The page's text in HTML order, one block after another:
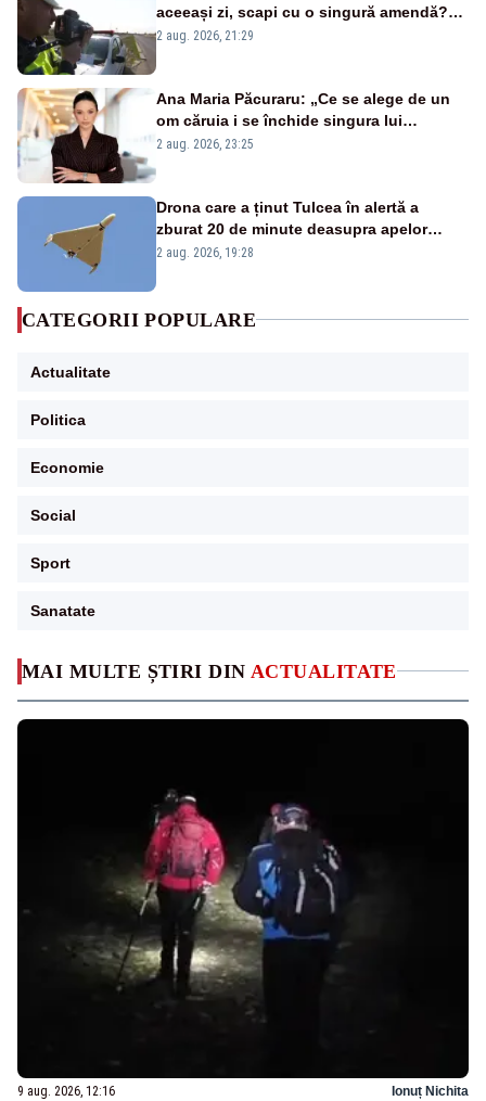
MAI MULTE ȘTIRI DIN ACTUALITATE
9 aug. 2026, 12:16 Ionuț Nichita
aceeași zi, scapi cu o singură amendă?
Ce spune legea
2 aug. 2026, 21:29
Ana Maria Păcuraru: „Ce se alege de un
om căruia i se închide singura lui
portiță?”
2 aug. 2026, 23:25
Drona care a ținut Tulcea în alertă a
zburat 20 de minute deasupra apelor
României. Au fost ridicate două F-16
2 aug. 2026, 19:28
CATEGORII POPULARE
Actualitate
Politica
Economie
Social
Sport
Sanatate